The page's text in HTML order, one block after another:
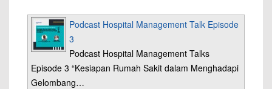
Podcast Hospital Management Talk Episode
3
Podcast Hospital Management Talks
Episode 3 “Kesiapan Rumah Sakit dalam Menghadapi
Gelombang…